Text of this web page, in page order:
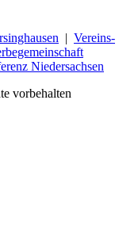
| Vereins-
Niedersachsen
vorbehalten